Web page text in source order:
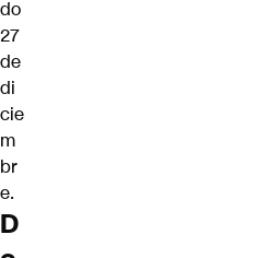
do
27
de
di
cie
m
br
e.
D